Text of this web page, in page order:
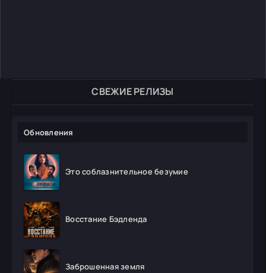
СВЕЖИЕ РЕЛИЗЫ
Обновления
Это соблазнительное безумие
Восстание Бэдленда
Заброшенная земля